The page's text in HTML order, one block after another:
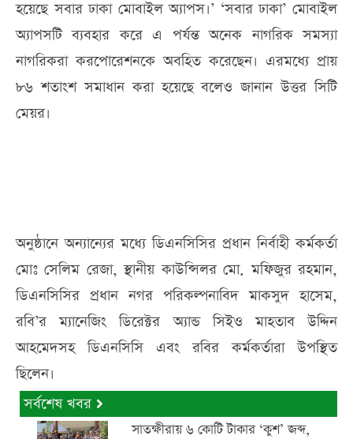
হয়েছে সবার ঢাকা মোবাইল অ্যাপস।’ ‘সবার ঢাকা’ মোবাইল
অ্যাপসটি ব্যবহার করে এ পর্যন্ত অনেক নাগরিক সমস্যা
নাগরিকরা করপোরেশনকে অবহিত করেছেন। এরমধ্যে প্রায়
৮৬ শতাংশ সমাধান করা হয়েছে বলেও জানান উত্তর সিটি
মেয়র।
অনুষ্ঠানে অন্যান্যের মধ্যে ডিএনসিসির প্রধান নির্বাহী কর্মকর্তা
মোঃ সেলিম রেজা, স্থানীয় কাউন্সিলর মো. মফিজুর রহমান,
ডিএনসিসির প্রধান নগর পরিকল্পনাবিদ মাকসুদ হাসেম,
রবি’র ম্যানেজিং ডিরেক্টর অ্যান্ড সিইও মাহতাব উদ্দিন
আহমেদসহ ডিএনসিসি এবং রবির কর্মকর্তারা উপস্থিত
ছিলেন।
সর্বশেষ খবর
সাতক্ষীরায় ৬ কোটি টাকার ‘কুশ’ জব্দ,